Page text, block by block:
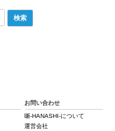
お問い合わせ
噺-HANASHI-について
運営会社